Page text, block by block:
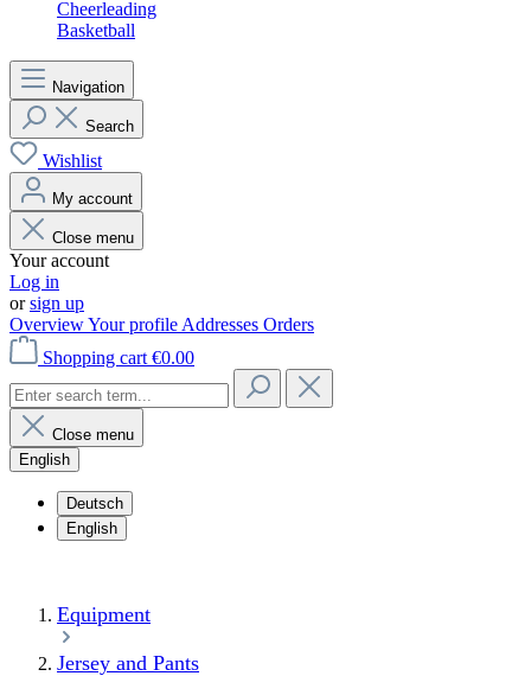
Cheerleading
Basketball
Navigation
Search
Wishlist
My account
Close menu
Your account
Log in
orsign up
OverviewYour profile Addresses Orders
Shopping cart €0.00
Close menu
English
Deutsch
English
Equipment
Jersey and Pants